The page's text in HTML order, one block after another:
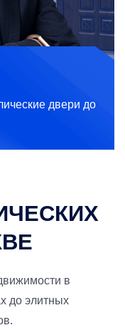
двери до
в
до элитных